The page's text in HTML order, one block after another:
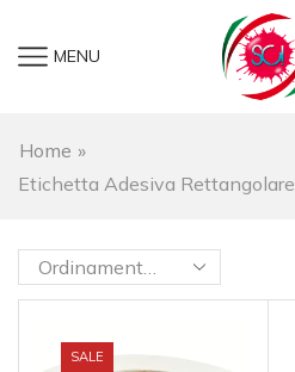
MENU
Home »
Etichetta Adesiva
SALE